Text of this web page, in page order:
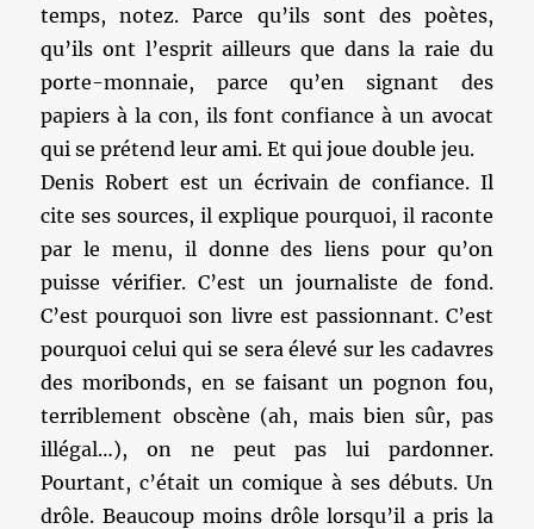
temps, notez. Parce qu’ils sont des poètes,
qu’ils ont l’esprit ailleurs que dans la raie du
porte-monnaie, parce qu’en signant des
papiers à la con, ils font confiance à un avocat
qui se prétend leur ami. Et qui joue double jeu.
Denis Robert est un écrivain de confiance. Il
cite ses sources, il explique pourquoi, il raconte
par le menu, il donne des liens pour qu’on
puisse vérifier. C’est un journaliste de fond.
C’est pourquoi son livre est passionnant. C’est
pourquoi celui qui se sera élevé sur les cadavres
des moribonds, en se faisant un pognon fou,
terriblement obscène (ah, mais bien sûr, pas
illégal…), on ne peut pas lui pardonner.
Pourtant, c’était un comique à ses débuts. Un
drôle. Beaucoup moins drôle lorsqu’il a pris la